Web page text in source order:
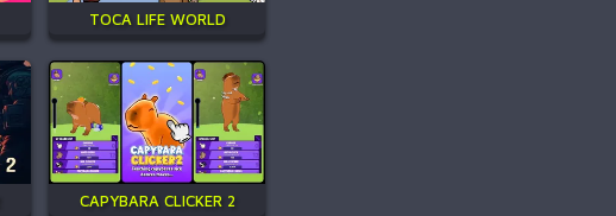
TOCA LIFE WORLD
CAPYBARA CLICKER 2